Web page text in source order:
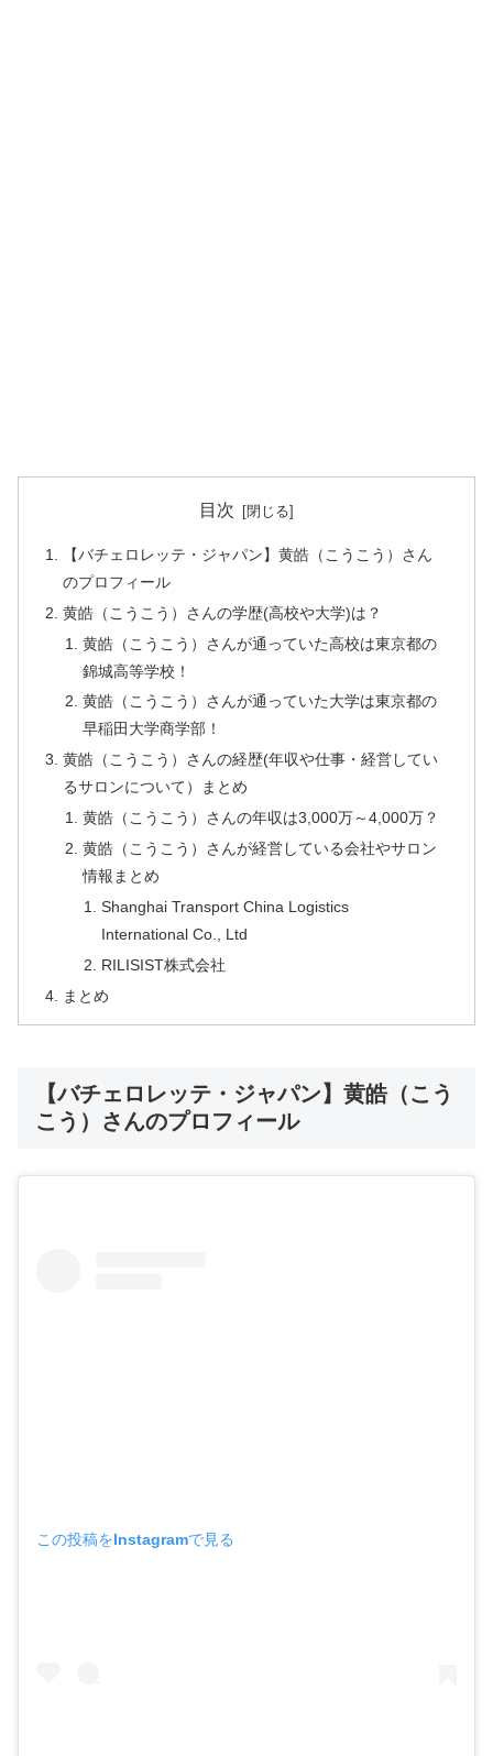
目次
【バチェロレッテ・ジャパン】黄皓（こうこう）さん
のプロフィール
黄皓（こうこう）さんの学歴(高校や大学)は？
黄皓（こうこう）さんが通っていた高校は東京都の
錦城高等学校！
黄皓（こうこう）さんが通っていた大学は東京都の
早稲田大学商学部！
黄皓（こうこう）さんの経歴(年収や仕事・経営してい
るサロンについて）まとめ
黄皓（こうこう）さんの年収は3,000万～4,000万？
黄皓（こうこう）さんが経営している会社やサロン
情報まとめ
Shanghai Transport China Logistics
International Co., Ltd
RILISIST株式会社
まとめ
【バチェロレッテ・ジャパン】黄皓（こう
こう）さんのプロフィール
この投稿をInstagramで見る